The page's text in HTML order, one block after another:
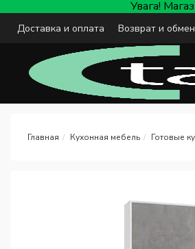
Увага!
Доставка и оплата Возврат и обмен
Кухонная мебель Готовые